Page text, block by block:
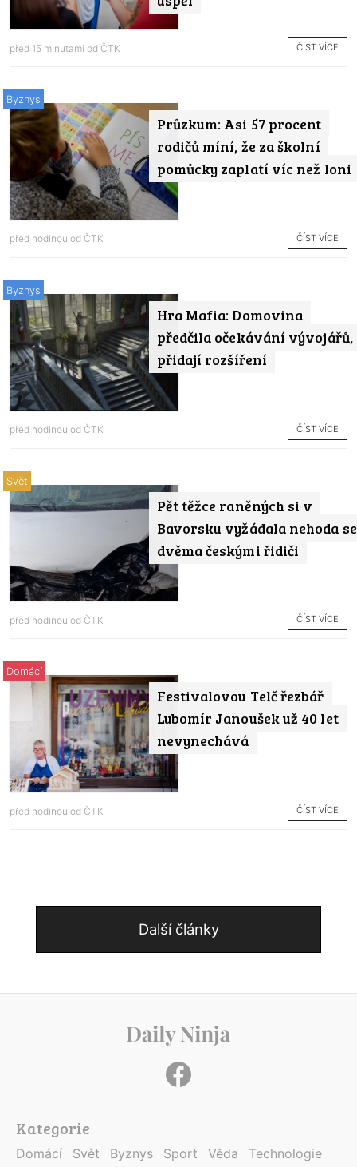
před 15 minutami od ČTK ČÍST VÍCE
Průzkum: Asi 57 procent
rodičů míní, že za školní
pomůcky zaplatí víc než loni
Byznys
před hodinou od ČTK ČÍST VÍCE
Hra Mafia: Domovina
předčila očekávání vývojářů,
přidají rozšíření
Byznys
před hodinou od ČTK ČÍST VÍCE
Pět těžce raněných si v
Bavorsku vyžádala nehoda se
dvěma českými řidiči
Svět
před hodinou od ČTK ČÍST VÍCE
Festivalovou Telč řezbář
Lubomír Janoušek už 40 let
nevynechává
Domácí
před hodinou od ČTK ČÍST VÍCE
Další články
Kategorie
Domácí Svět Byznys Sport Věda
Technologie